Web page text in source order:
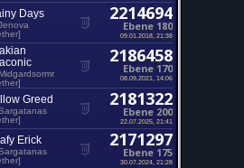
Days 2214694
Ebene 180
09.01.2018, 21:38
Midgardsormr
2186458
Ebene 170
08.09.2021, 14:06
Greed 2181322
Ebene 200
22.07.2025, 21:41
Erick 2171297
Ebene 175
30.07.2024, 21:28